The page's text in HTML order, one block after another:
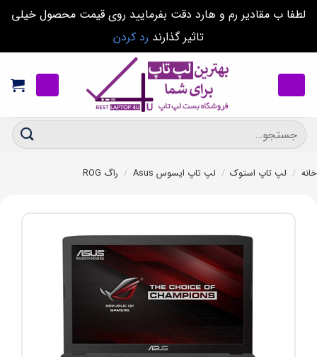
لطفا ب مقادیر رم و هارد دقت بفرمایید روی قیمت محصول خیلی
تاثیر گذارند رد کردن
content
جستجو
برای:
خانه / لپ تاپ استوک / لپ تاپ ایسوس Asus / راگ ROG